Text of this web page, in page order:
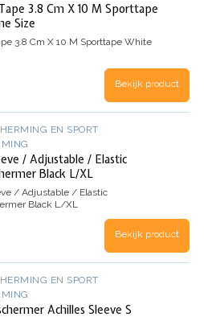
3.8 Cm X 10 M Sporttape
Size
3.8 Cm X 10 M Sporttape White
Bekijk product
EN SPORT
/ Adjustable / Elastic
Black L/XL
/ Adjustable / Elastic
Black L/XL
Bekijk product
EN SPORT
Achilles Sleeve S